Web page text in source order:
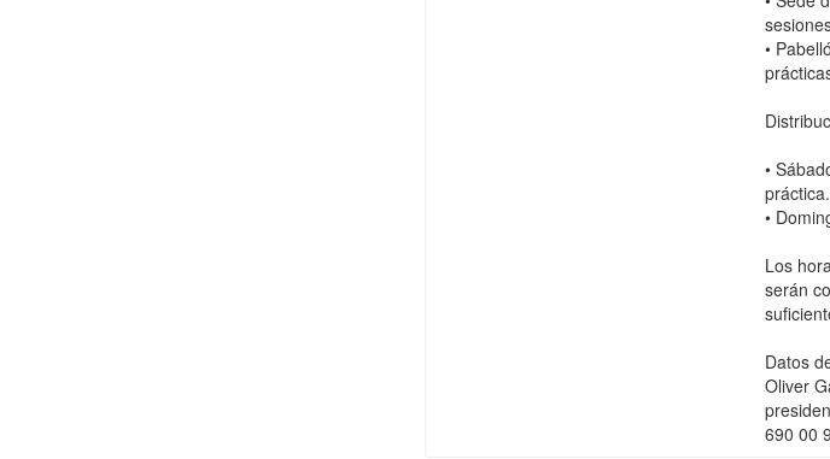
•
•
práctica.
•
Los
serán
Datos
Oliver
690 00